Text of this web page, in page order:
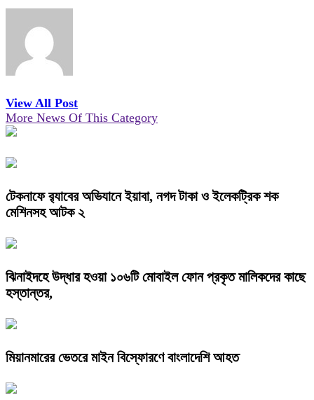
View All Post
More News Of This Category
টেকনাফে র‌্যাবের অভিযানে ইয়াবা, নগদ টাকা ও ইলেকট্রিক শক
মেশিনসহ আটক ২
ঝিনাইদহে উদ্ধার হওয়া ১০৬টি মোবাইল ফোন প্রকৃত মালিকদের কাছে
হস্তান্তর,
মিয়ানমারের ভেতরে মাইন বিস্ফোরণে বাংলাদেশি আহত